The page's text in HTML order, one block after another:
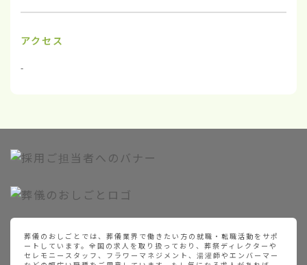
アクセス
-
葬儀のおしごとでは、葬儀業界で働きたい方の就職・転職活動をサポ
ートしています。全国の求人を取り扱っており、葬祭ディレクターや
セレモニースタッフ、フラワーマネジメント、湯灌師やエンバーマー